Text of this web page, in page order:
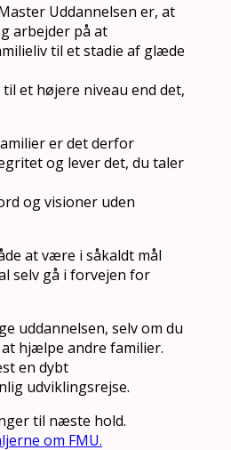
Uddannelsen er, at
arbejder på at
til et stadie af glæde
et højere niveau end det,
er det derfor
og lever det, du taler
og visioner uden
at være i såkaldt mål
selv gå i forvejen for
uddannelsen, selv om du
hjælpe andre familier.
en dybt
udviklingsrejse.
til næste hold.
om FMU.